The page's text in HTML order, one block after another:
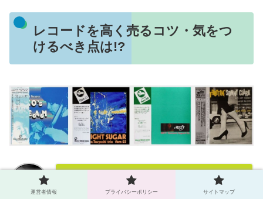
レコードを高く売るコツ・気をつ
けるべき点は!?
「レコード」やCDによくあるのが
運営者情報 プライバシーポリシー サイトマップ